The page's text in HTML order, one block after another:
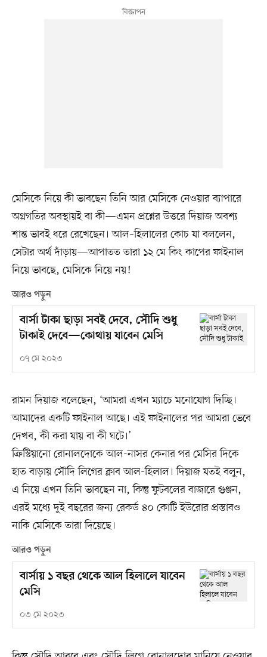
মেসিকে নিয়ে কী ভাবছেন তিনি আর মেসিকে নেওয়ার ব্যাপারে
অগ্রগতির অবস্থায়ই বা কী—এমন প্রশ্নের উত্তরে দিয়াজ অবশ্য
শান্ত ভাবই ধরে রেখেছেন। আল–হিলালের কোচ যা বললেন,
সেটার অর্থ দাঁড়ায়—আপাতত তারা ১২ মে কিং কাপের ফাইনাল
নিয়ে ভাবছে, মেসিকে নিয়ে নয়!
আরও পড়ুন
বার্সা টাকা ছাড়া সবই দেবে, সৌদি শুধু
টাকাই দেবে—কোথায় যাবেন মেসি
০৭ মে ২০২৩
রামন দিয়াজ বলেছেন, ‘আমরা এখন ম্যাচে মনোযোগ দিচ্ছি।
আমাদের একটি ফাইনাল আছে। এই ফাইনালের পর আমরা ভেবে
দেখব, কী করা যায় বা কী ঘটে।’
ক্রিস্টিয়ানো রোনালদোকে আল-নাসর কেনার পর মেসির দিকে
হাত বাড়ায় সৌদি লিগের ক্লাব আল-হিলাল। দিয়াজ যতই বলুন,
এ নিয়ে এখন তিনি ভাবছেন না, কিন্তু ফুটবলের বাজারে গুঞ্জন,
এরই মধ্যে দুই বছরের জন্য রেকর্ড ৪০ কোটি ইউরোর প্রস্তাবও
নাকি মেসিকে তারা দিয়েছে।
আরও পড়ুন
বার্সায় ১ বছর থেকে আল হিলালে যাবেন
মেসি
০৩ মে ২০২৩